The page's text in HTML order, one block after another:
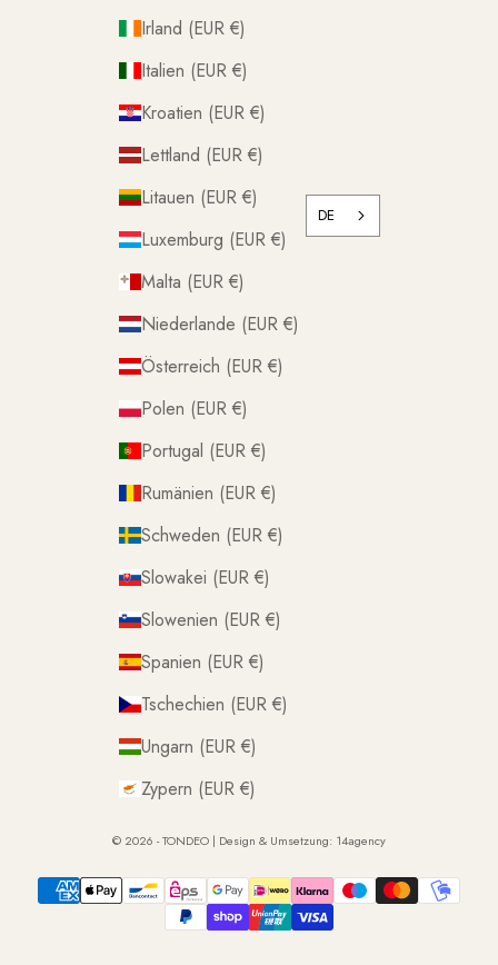
Irland (EUR €)
Italien (EUR €)
Kroatien (EUR €)
Lettland (EUR €)
Litauen (EUR €)
Luxemburg (EUR €)
Malta (EUR €)
Niederlande (EUR €)
Österreich (EUR €)
Polen (EUR €)
Portugal (EUR €)
Rumänien (EUR €)
Schweden (EUR €)
Slowakei (EUR €)
Slowenien (EUR €)
Spanien (EUR €)
Tschechien (EUR €)
Ungarn (EUR €)
Zypern (EUR €)
DE
© 2026 - TONDEO | Design & Umsetzung: 14agency